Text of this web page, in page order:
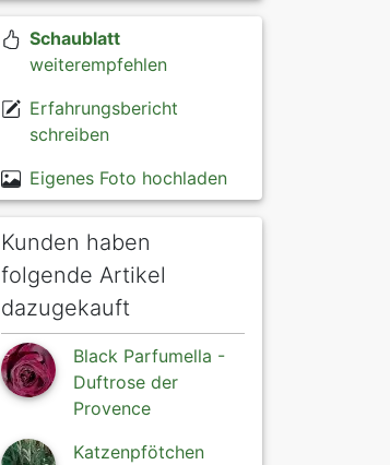
Schaublatt
weiterempfehlen
Erfahrungsbericht
schreiben
Eigenes Foto hochladen
Kunden haben
folgende Artikel
dazugekauft
Black Parfumella -
Duftrose der
Provence
Katzenpfötchen